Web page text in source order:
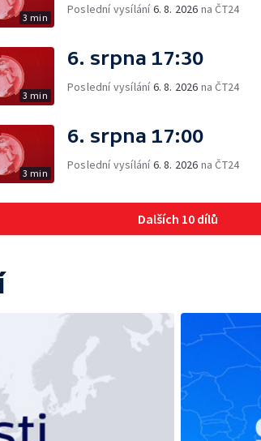
3 min
Poslední vysílání6. 8. 2026 na ČT24
3 min
6. srpna 17:30
Poslední vysílání6. 8. 2026 na ČT24
3 min
6. srpna 17:00
Poslední vysílání6. 8. 2026 na ČT24
Dalších 10 dílů